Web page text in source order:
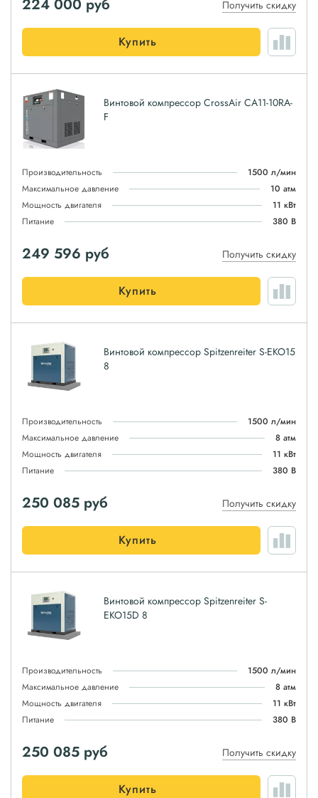
224 000 руб Получить скидку
Купить
Винтовой компрессор CrossAir CA11-10RA-
F
Производительность
1500 л/мин
Максимальное давление
10 атм
Мощность двигателя
11 кВт
Питание
380 В
249 596 руб Получить скидку
Купить
Винтовой компрессор Spitzenreiter S-EKO15
8
Производительность
1500 л/мин
Максимальное давление
8 атм
Мощность двигателя
11 кВт
Питание
380 В
250 085 руб Получить скидку
Купить
Винтовой компрессор Spitzenreiter S-
EKO15D 8
Производительность
1500 л/мин
Максимальное давление
8 атм
Мощность двигателя
11 кВт
Питание
380 В
250 085 руб Получить скидку
Купить